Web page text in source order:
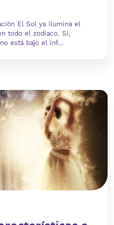
El Sol ya ilumina el
todo el zodiaco. Sí,
está bajo el inf...